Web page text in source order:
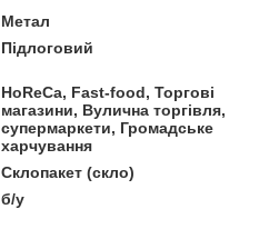
Метал
Підлоговий
HoReCa, Fast-food, Торгові
магазини, Вулична торгівля,
супермаркети, Громадське
харчування
Склопакет (скло)
б/у